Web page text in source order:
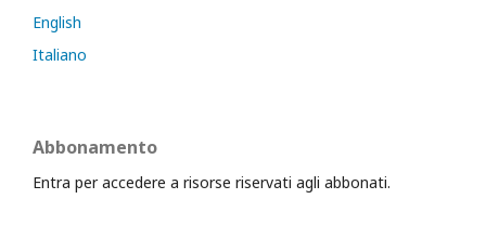
English
Italiano
Abbonamento
Entra per accedere a risorse riservati agli abbonati.